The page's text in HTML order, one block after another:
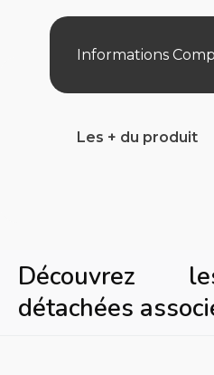
Informations
Les + du produit
Découvrez
détachées